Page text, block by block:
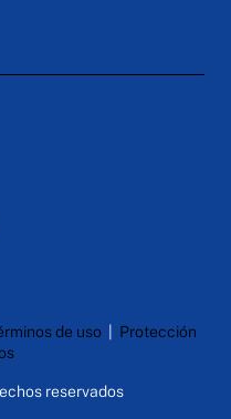
de uso| Protección
reservados